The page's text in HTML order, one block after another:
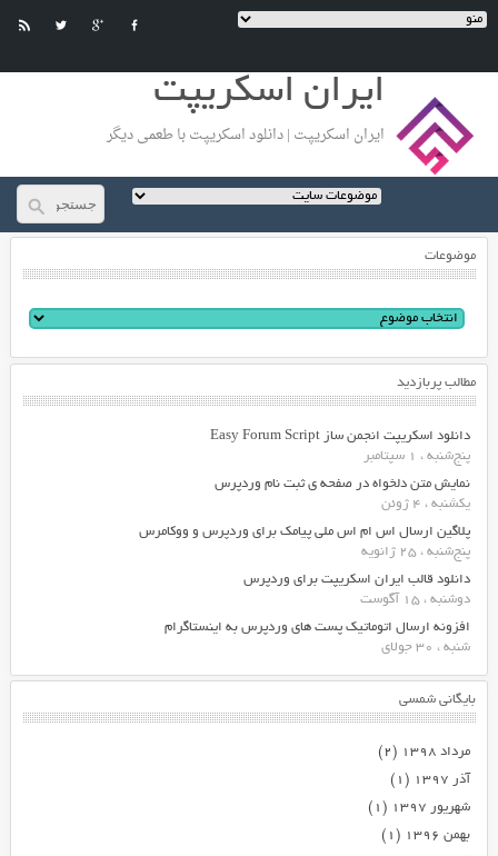
ایران اسکریپت
ایران اسکریپت | دانلود اسکریپت با طعمی دیگر
موضوعات
مطالب پربازدید
دانلود اسکریپت انجمن ساز Easy Forum Script
پنج‌شنبه ، 1 سپتامبر
نمایش متن دلخواه در صفحه ی ثبت نام وردپرس
یکشنبه ، 4 ژوئن
پلاگین ارسال اس ام اس ملی پیامک برای وردپرس و ووکامرس
پنج‌شنبه ، 25 ژانویه
دانلود قالب ایران اسکریپت برای وردپرس
دوشنبه ، 15 آگوست
افزونه ارسال اتوماتیک پست های وردپرس به اینستاگرام
شنبه ، 30 جولای
بایگانی شمسی
مرداد ۱۳۹۸
(۲)
آذر ۱۳۹۷
(۱)
شهریور ۱۳۹۷
(۱)
بهمن ۱۳۹۶
(۱)